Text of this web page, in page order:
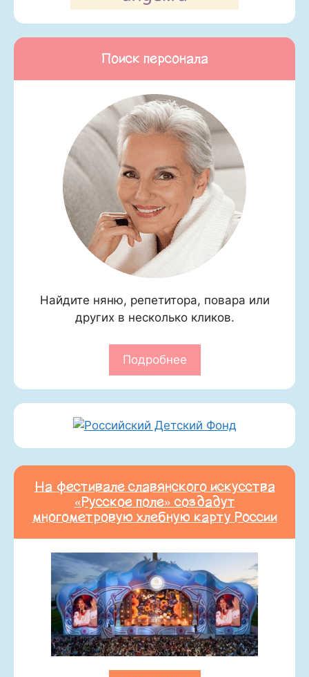
Поиск персонала
Найдите няню, репетитора, повара или
других в несколько кликов.
Подробнее
На фестивале славянского искусства
«Русское поле» создадут
многометровую хлебную карту России